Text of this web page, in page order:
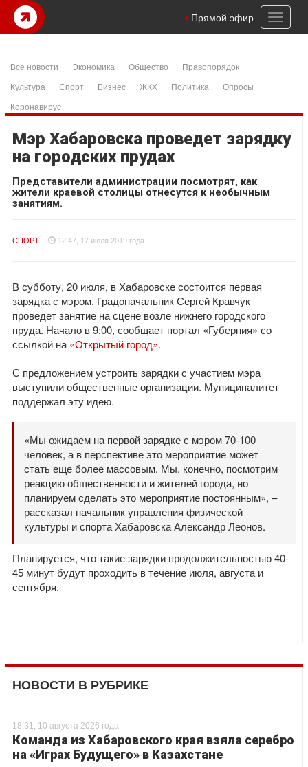
Toggle
Прямой эфир
Все новости Экономика Общество
Правопорядок
Культура
Спорт Бизнес ЖКХ Политика
Опросы
Коронавирус
Мэр Хабаровска проведет зарядку
на городских прудах
Представители администрации посмотрят, как
жители краевой столицы отнесутся к необычным
занятиям.
СПОРТ 12:47, 17 июля 2019 года
В субботу, 20 июля, в Хабаровске состоится первая
зарядка с мэром. Градоначальник Сергей Кравчук
проведет занятие на сцене возле нижнего городского
пруда. Начало в 9:00, сообщает портал «Губерния» со
ссылкой на «Открытый город».
С предложением устроить зарядки с участием мэра
выступили общественные организации. Муниципалитет
поддержал эту идею.
«Мы ожидаем на первой зарядке с мэром 70-100
человек, а в перспективе это мероприятие может
стать еще более массовым. Мы, конечно, посмотрим
реакцию общественности и жителей города, но
планируем сделать это мероприятие постоянным», –
рассказал начальник управления физической
культуры и спорта Хабаровска Александр Леонов.
Планируется, что такие зарядки продолжительностью 40-
45 минут будут проходить в течение июля, августа и
сентября.
НОВОСТИ В РУБРИКЕ
18:31, 10 августа 2026 года
Команда из Хабаровского края взяла серебро
на «Играх Будущего» в Казахстане